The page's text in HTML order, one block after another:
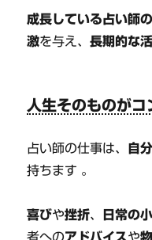
成長している占い師
激を与え、長期的な
人生そのものが
占い師の仕事は、 自
持ちます 。
喜びや挫折、 日常の
者へのアドバイスや